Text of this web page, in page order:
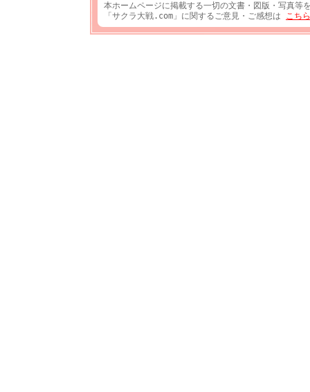
本ホームページに掲載する一切の文書・図版・写真等
「サクラ大戦.com」に関するご意見・ご感想は こちら